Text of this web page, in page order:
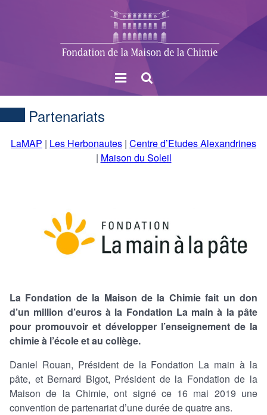
MenuRechercher
Partenariats
LaMAP | Les Herbonautes | Centre d’Etudes Alexandrines
| Maison du Soleil
La Fondation de la Maison de la Chimie fait un don
d’un million d’euros à la Fondation La main à la pâte
pour promouvoir et développer l’enseignement de la
chimie à l’école et au collège.
Daniel Rouan, Président de la Fondation La main à la
pâte, et Bernard Bigot, Président de la Fondation de la
Maison de la Chimie, ont signé ce 16 mai 2019 une
convention de partenariat d’une durée de quatre ans.